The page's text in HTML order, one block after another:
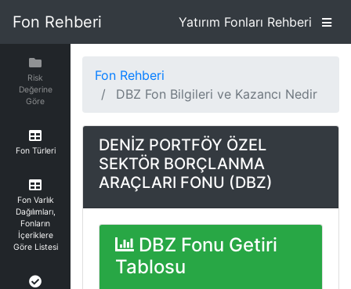
Fon Rehberi Yatırım Fonları Rehberi
Risk
Değerine
Göre
Fon Türleri
Fon Varlık
Dağılımları,
Fonların
İçeriklere
Göre Listesi
Fon Rehberi
DBZ Fon Bilgileri ve Kazancı Nedir
DENİZ PORTFÖY ÖZEL
SEKTÖR BORÇLANMA
ARAÇLARI FONU (DBZ)
DBZ Fonu Getiri
Tablosu